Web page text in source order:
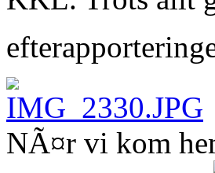
NÃ¤r vi kom